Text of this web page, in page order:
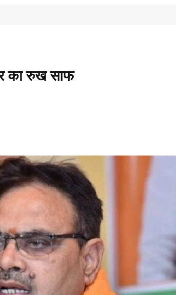
का रुख साफ